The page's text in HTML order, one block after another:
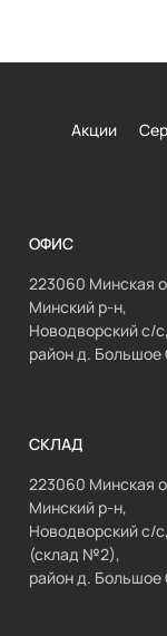
Акции
ОФИС
223060 Минская
Минский р-н,
Новодворский с/
район д. Большое
СКЛАД
223060 Минская
Минский р-н,
Новодворский с/
(склад №2),
район д. Большое